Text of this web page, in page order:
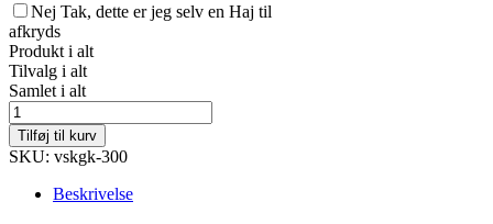
Nej Tak, dette er jeg selv en Haj til
afkryds
Produkt i alt
Tilvalg i alt
Samlet i alt
Gavekort
300
antal
Tilføj til kurv
SKU: vskgk-300
Beskrivelse